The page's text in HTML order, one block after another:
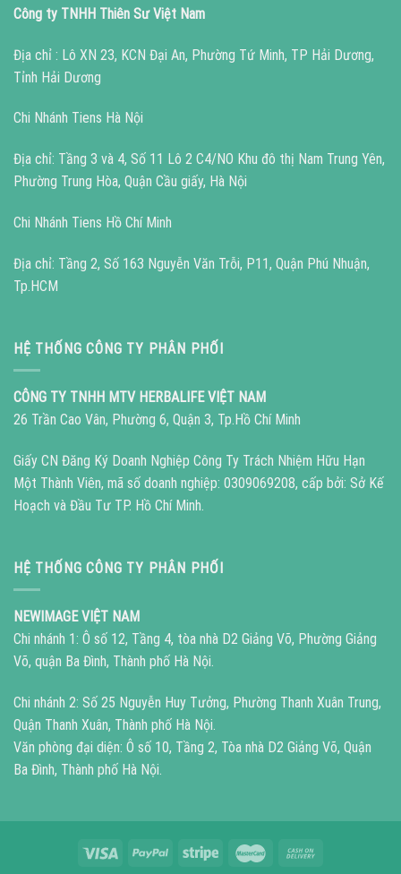
Công ty TNHH Thiên Sư Việt Nam
Địa chỉ : Lô XN 23, KCN Đại An, Phường Tứ Minh, TP Hải Dương,
Tỉnh Hải Dương
Chi Nhánh Tiens Hà Nội
Địa chỉ: Tầng 3 và 4, Số 11 Lô 2 C4/NO Khu đô thị Nam Trung Yên,
Phường Trung Hòa, Quận Cầu giấy, Hà Nội
Chi Nhánh Tiens Hồ Chí Minh
Địa chỉ: Tầng 2, Số 163 Nguyễn Văn Trỗi, P11, Quận Phú Nhuận,
Tp.HCM
HỆ THỐNG CÔNG TY PHÂN PHỐI
CÔNG TY TNHH MTV HERBALIFE VIỆT NAM
26 Trần Cao Vân, Phường 6, Quận 3, Tp.Hồ Chí Minh
Giấy CN Đăng Ký Doanh Nghiệp Công Ty Trách Nhiệm Hữu Hạn
Một Thành Viên, mã số doanh nghiệp: 0309069208, cấp bởi: Sở Kế
Hoạch và Đầu Tư TP. Hồ Chí Minh.
HỆ THỐNG CÔNG TY PHÂN PHỐI
NEWIMAGE VIỆT NAM
Chi nhánh 1: Ô số 12, Tầng 4, tòa nhà D2 Giảng Võ, Phường Giảng
Võ, quận Ba Đình, Thành phố Hà Nội.
Chi nhánh 2: Số 25 Nguyễn Huy Tưởng, Phường Thanh Xuân Trung,
Quận Thanh Xuân, Thành phố Hà Nội.
Văn phòng đại diện: Ô số 10, Tầng 2, Tòa nhà D2 Giảng Võ, Quận
Ba Đình, Thành phố Hà Nội.